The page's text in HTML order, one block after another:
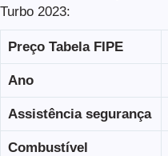
Turbo 2023:
Preço Tabela FIPE
Ano
Assistência segurança
Combustível